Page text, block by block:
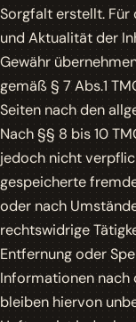
Sorgfalt erstellt. Für
und Aktualität der
Gewähr
gemäß § 7 Abs.1
Seiten nach den
Nach §§ 8 bis 10
jedoch nicht
gespeicherte
oder nach
rechtswidrige
Entfernung oder
Informationen nach
bleiben hiervon